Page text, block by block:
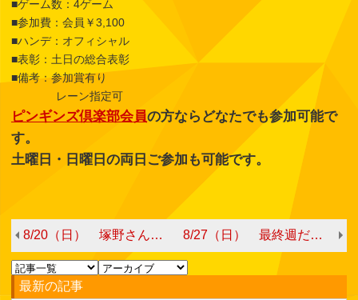
■ゲーム数：4ゲーム
■参加費：会員￥3,100
■ハンデ：オフィシャル
■表彰：土日の総合表彰
■備考：参加賞有り
レーン指定可
ピンギンズ倶楽部会員の方ならどなたでも参加可能で
す。
土曜日・日曜日の両日ご参加も可能です。
8/20（日） 塚野さんと一緒に投げよう！ 8/27（日） 最終週だよ！会員全員集合！ 第②シフト ※第1シフトにも参加可能
最新の記事